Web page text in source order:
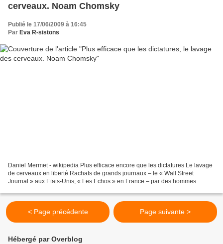
cerveaux. Noam Chomsky
Publié le 17/06/2009 à 16:45
Par Eva R-sistons
Daniel Mermet - wikipedia Plus efficace encore que les dictatures Le lavage
de cerveaux en liberté Rachats de grands journaux – le « Wall Street
Journal » aux Etats-Unis, « Les Echos » en France – par des hommes
< Page précédente Page suivante >
Hébergé par Overblog